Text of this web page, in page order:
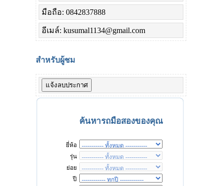
มือถือ: 0842837888
อีเมล์: kusumal1134@gmail.com
สำหรับผู้ชม
ค้นหารถมือสองของคุณ
ยี่ห้อ
รุ่น
ย่อย
ปี